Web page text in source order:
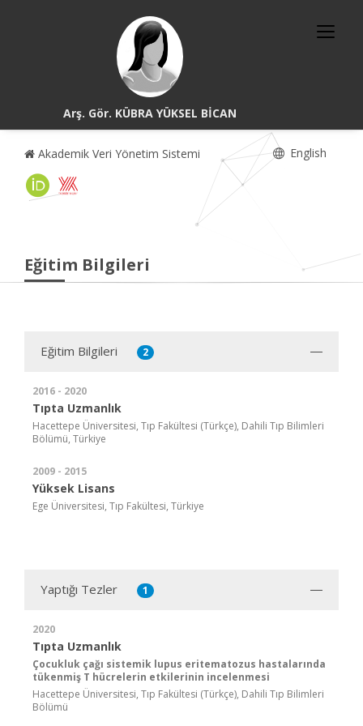
Arş. Gör. KÜBRA YÜKSEL BİCAN
Akademik Veri Yönetim Sistemi English
Eğitim Bilgileri
Eğitim Bilgileri 2
2016 - 2020
Tıpta Uzmanlık
Hacettepe Üniversitesi, Tıp Fakültesi (Türkçe), Dahili Tıp Bilimleri
Bölümü, Türkiye
2009 - 2015
Yüksek Lisans
Ege Üniversitesi, Tıp Fakültesi, Türkiye
Yaptığı Tezler 1
2020
Tıpta Uzmanlık
Çocukluk çağı sistemik lupus eritematozus hastalarında
tükenmiş T hücrelerin etkilerinin incelenmesi
Hacettepe Üniversitesi, Tıp Fakültesi (Türkçe), Dahili Tıp Bilimleri
Bölümü